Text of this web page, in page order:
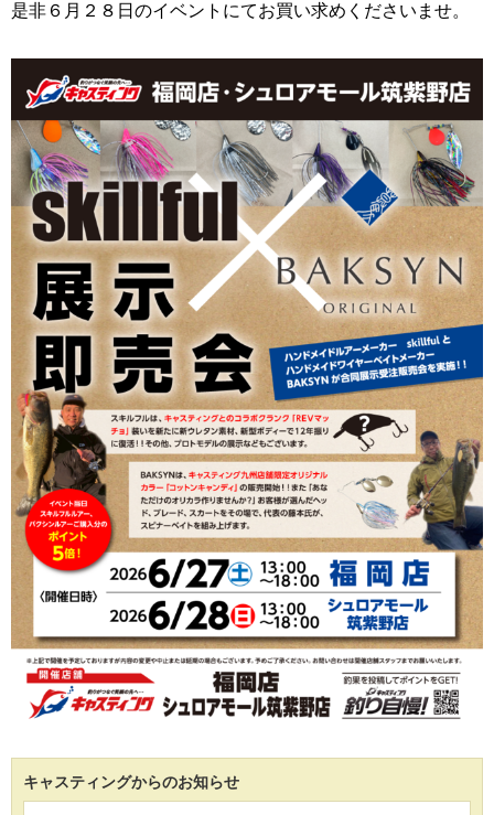
是非６月２８日のイベントにてお買い求めくださいませ。
キャスティングからのお知らせ